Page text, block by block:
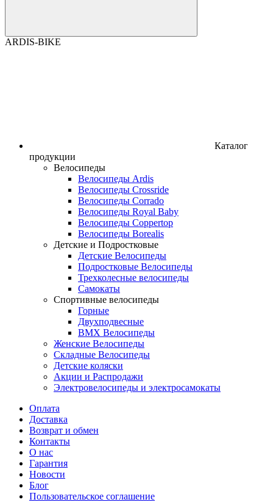
ARDIS-BIKE
Каталог
продукции
Велосипеды
Велосипеды Ardis
Велосипеды Crossride
Велосипеды Corrado
Велосипеды Royal Baby
Велосипеды Coppertop
Велосипеды Borealis
Детские и Подростковые
Детские Велосипеды
Подростковые Велосипеды
Трехколесные велосипеды
Самокаты
Спортивные велосипеды
Горные
Двухподвесные
BMX Велосипеды
Женские Велосипеды
Складные Велосипеды
Детские коляски
Акции и Распродажи
Электровелосипеды и электросамокаты
Оплата
Доставка
Возврат и обмен
Контакты
О нас
Гарантия
Новости
Блог
Пользовательское соглашение